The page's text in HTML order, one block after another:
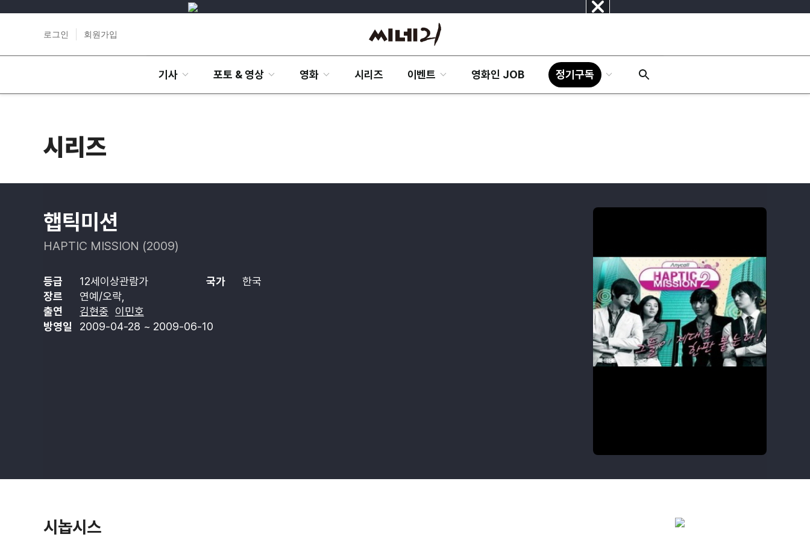
닫
로그인 회원가입
기사 포토 & 영상 영화 시리즈 이벤트 영화인 JOB 정기구독
시리즈
햅틱미션
HAPTIC MISSION (2009)
등급 12세이상관람가 국가
한국
장르
연예/오락,
출연
김현중
이민호
방영일
2009-04-28 ~ 2009-06-10
시놉시스